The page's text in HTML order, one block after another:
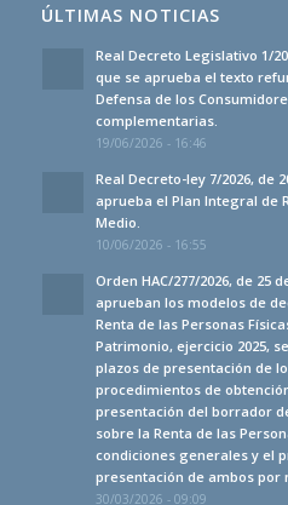
ÚLTIMAS NOTICIAS
Real Decreto Legislativo 1/
que se aprueba el texto
Defensa de los
complementarias.
19/06/2026 - 16:46
Real Decreto-ley 7/2026, de
aprueba el Plan Integral de
Medio.
10/06/2026 - 16:55
Orden HAC/277/2026, de 25
aprueban los modelos de
Renta de las Personas
Patrimonio, ejercicio 2025,
plazos de presentación de
procedimientos de
presentación del borrador
sobre la Renta de las
condiciones generales y el
presentación de ambos por
30/03/2026 - 09:09